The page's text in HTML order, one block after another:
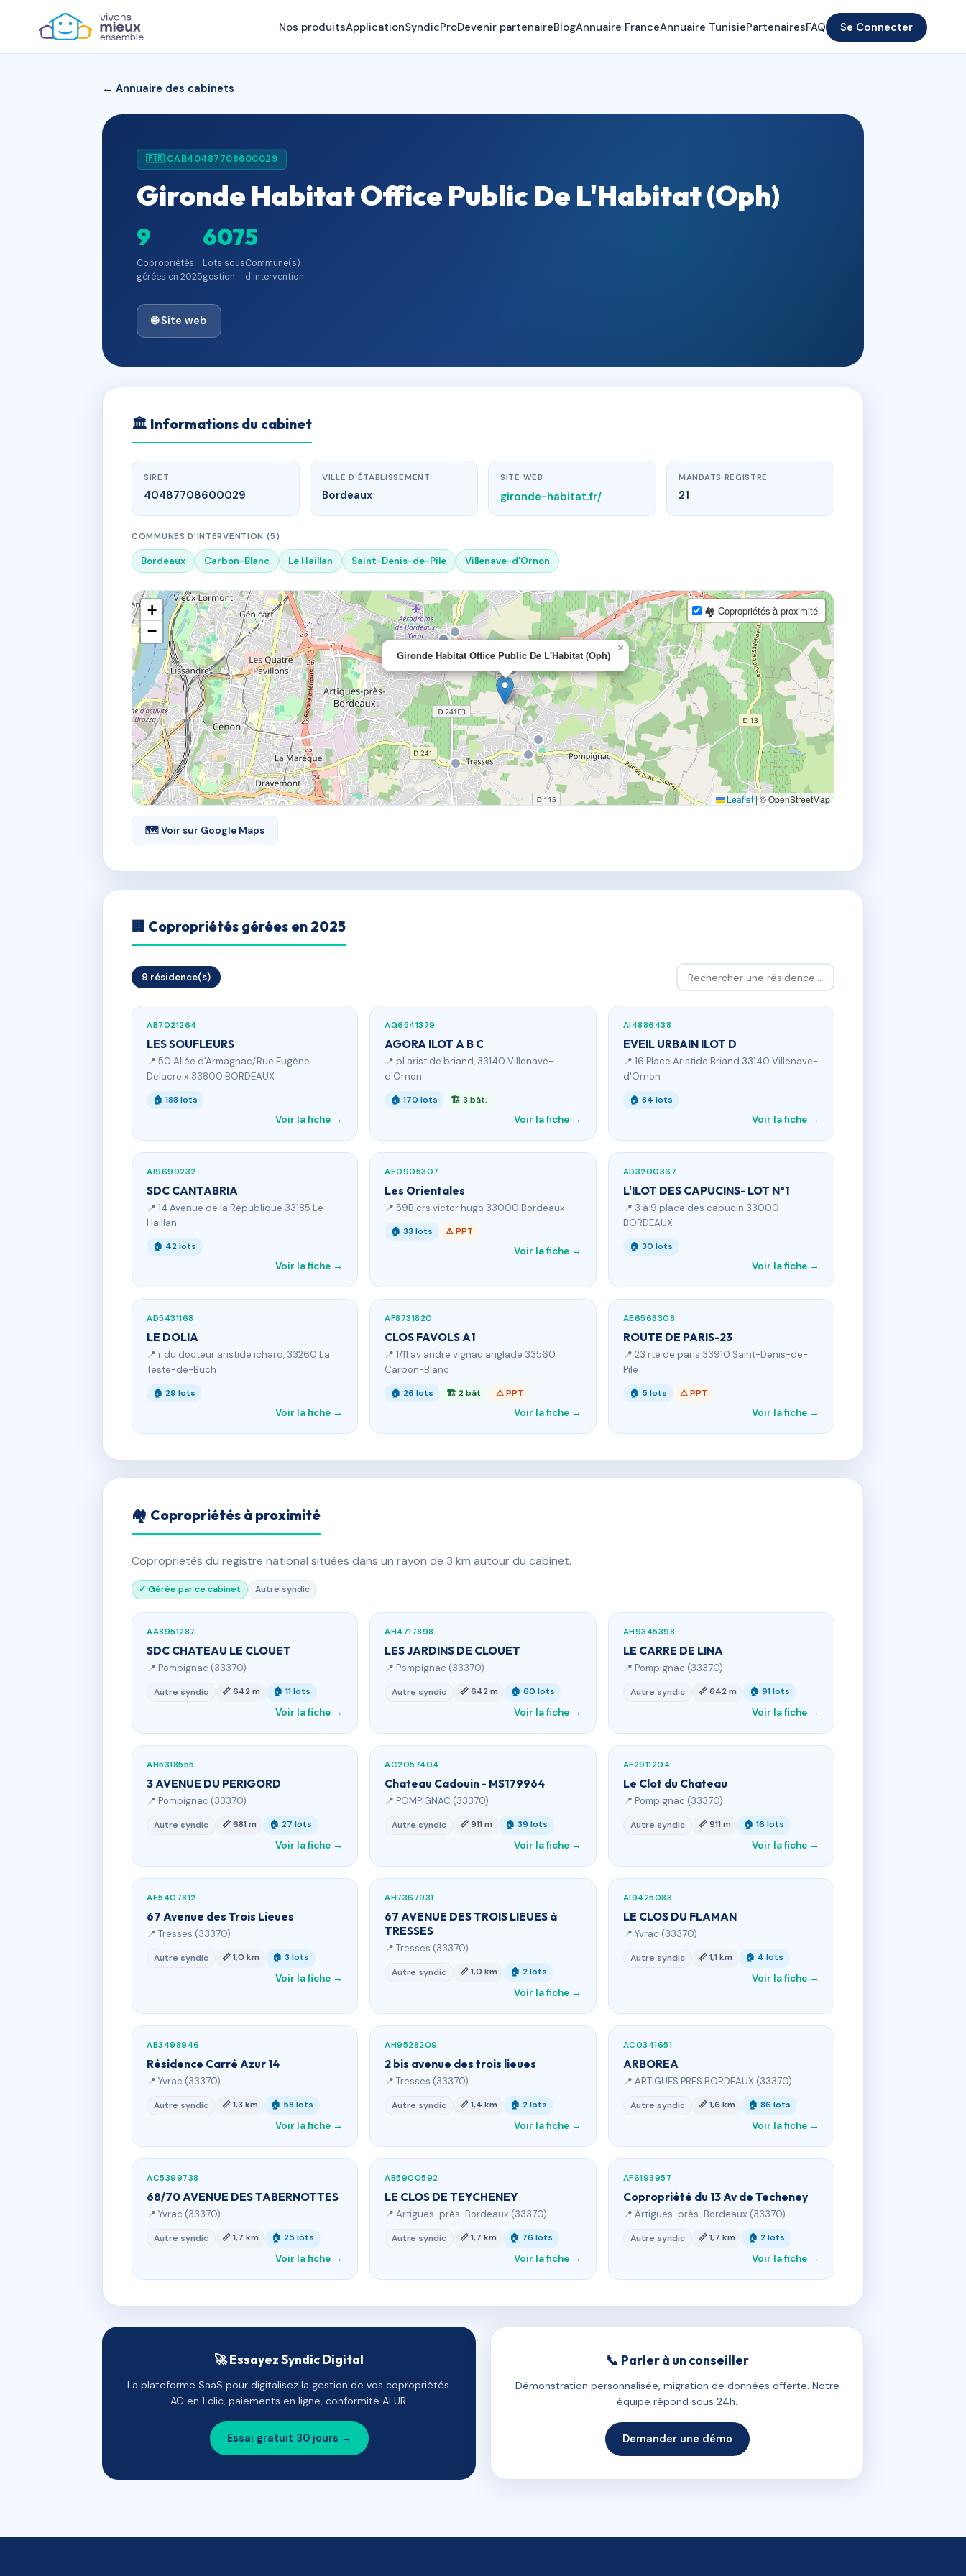
Nos produitsApplicationSyndicProDevenir partenaireBlogAnnuaire FranceAnnuaire TunisiePartenairesFAQ Se Connecter
← Annuaire des cabinets
🇫🇷 CAB40487708600029
Gironde Habitat Office Public De L'Habitat (Oph)
9
Copropriétés
gérées en 2025
607
Lots sous
gestion
5
Commune(s)
d'intervention
🌐 Site web
🏛 Informations du cabinet
SIRET
40487708600029
VILLE D'ÉTABLISSEMENT
Bordeaux
SITE WEB
gironde-habitat.fr/
MANDATS REGISTRE
21
COMMUNES D'INTERVENTION (5)
Bordeaux Carbon-Blanc Le Haillan Saint-Denis-de-Pile Villenave-d'Ornon
Gironde Habitat Office Public De L'Habitat (Oph)
×
+
−
🏘 Copropriétés à proximité
Leaflet|© OpenStreetMap
🗺 Voir sur Google Maps
🏢 Copropriétés gérées en 2025
9 résidence(s)
AB7021264
LES SOUFLEURS
📍 50 Allée d'Armagnac/Rue Eugène
Delacroix 33800 BORDEAUX
🏠 188 lots
Voir la fiche →
AG6541379
AGORA ILOT A B C
📍 pl aristide briand, 33140 Villenave-
d'Ornon
🏠 170 lots 🏗 3 bât.
Voir la fiche →
AI4886438
EVEIL URBAIN ILOT D
📍 16 Place Aristide Briand 33140 Villenave-
d'Ornon
🏠 84 lots
Voir la fiche →
AI9699232
SDC CANTABRIA
📍 14 Avenue de la République 33185 Le
Haillan
🏠 42 lots
Voir la fiche →
AE0905307
Les Orientales
📍 59B crs victor hugo 33000 Bordeaux
🏠 33 lots ⚠ PPT
Voir la fiche →
AD3200367
L'ILOT DES CAPUCINS- LOT N°1
📍 3 à 9 place des capucin 33000
BORDEAUX
🏠 30 lots
Voir la fiche →
AD5431168
LE DOLIA
📍 r du docteur aristide ichard, 33260 La
Teste-de-Buch
🏠 29 lots
Voir la fiche →
AF8731820
CLOS FAVOLS A1
📍 1/11 av andre vignau anglade 33560
Carbon-Blanc
🏠 26 lots 🏗 2 bât. ⚠ PPT
Voir la fiche →
AE6563308
ROUTE DE PARIS-23
📍 23 rte de paris 33910 Saint-Denis-de-
Pile
🏠 5 lots ⚠ PPT
Voir la fiche →
🏘 Copropriétés à proximité
Copropriétés du registre national situées dans un rayon de 3 km autour du cabinet.
✓ Gérée par ce cabinet Autre syndic
AA8951287
SDC CHATEAU LE CLOUET
📍 Pompignac (33370)
Autre syndic 📏 642 m 🏠 11 lots
Voir la fiche →
AH4717898
LES JARDINS DE CLOUET
📍 Pompignac (33370)
Autre syndic 📏 642 m 🏠 60 lots
Voir la fiche →
AH9345398
LE CARRE DE LINA
📍 Pompignac (33370)
Autre syndic 📏 642 m 🏠 91 lots
Voir la fiche →
AH5318555
3 AVENUE DU PERIGORD
📍 Pompignac (33370)
Autre syndic 📏 681 m 🏠 27 lots
Voir la fiche →
AC2057404
Chateau Cadouin - MS179964
📍 POMPIGNAC (33370)
Autre syndic 📏 911 m 🏠 39 lots
Voir la fiche →
AF2911204
Le Clot du Chateau
📍 Pompignac (33370)
Autre syndic 📏 911 m 🏠 16 lots
Voir la fiche →
AE5407812
67 Avenue des Trois Lieues
📍 Tresses (33370)
Autre syndic 📏 1,0 km 🏠 3 lots
Voir la fiche →
AH7367931
67 AVENUE DES TROIS LIEUES à
TRESSES
📍 Tresses (33370)
Autre syndic 📏 1,0 km 🏠 2 lots
Voir la fiche →
AI9425083
LE CLOS DU FLAMAN
📍 Yvrac (33370)
Autre syndic 📏 1,1 km 🏠 4 lots
Voir la fiche →
AB3498946
Résidence Carré Azur 14
📍 Yvrac (33370)
Autre syndic 📏 1,3 km 🏠 58 lots
Voir la fiche →
AH9528209
2 bis avenue des trois lieues
📍 Tresses (33370)
Autre syndic 📏 1,4 km 🏠 2 lots
Voir la fiche →
AC0341651
ARBOREA
📍 ARTIGUES PRES BORDEAUX (33370)
Autre syndic 📏 1,6 km 🏠 86 lots
Voir la fiche →
AC5399738
68/70 AVENUE DES TABERNOTTES
📍 Yvrac (33370)
Autre syndic 📏 1,7 km 🏠 25 lots
Voir la fiche →
AB5900592
LE CLOS DE TEYCHENEY
📍 Artigues-près-Bordeaux (33370)
Autre syndic 📏 1,7 km 🏠 76 lots
Voir la fiche →
AF6193957
Copropriété du 13 Av de Techeney
📍 Artigues-près-Bordeaux (33370)
Autre syndic 📏 1,7 km 🏠 2 lots
Voir la fiche →
🚀 Essayez Syndic Digital
La plateforme SaaS pour digitalisez la gestion de vos copropriétés.
AG en 1 clic, paiements en ligne, conformité ALUR.
Essai gratuit 30 jours →
📞 Parler à un conseiller
Démonstration personnalisée, migration de données offerte. Notre
équipe répond sous 24h.
Demander une démo